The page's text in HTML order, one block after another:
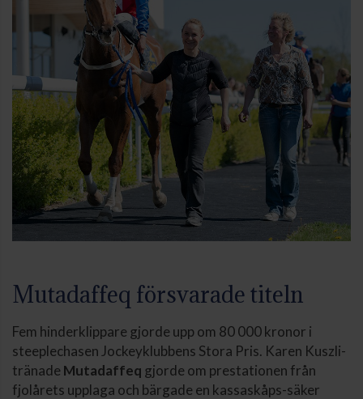
Mutadaffeq försvarade titeln
Fem hinderklippare gjorde upp om 80 000 kronor i
steeplechasen Jockeyklubbens Stora Pris. Karen Kuszli-
tränade Mutadaffeq gjorde om prestationen från
fjolårets upplaga och bärgade en kassaskåps-säker